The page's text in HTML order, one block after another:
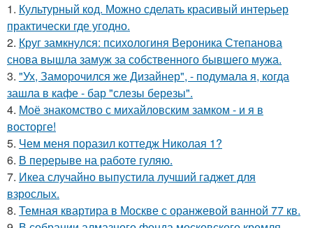
1. Культурный код. Можно сделать красивый интерьер
практически где угодно.
2. Круг замкнулся: психологиня Вероника Степанова
снова вышла замуж за собственного бывшего мужа.
3. "Ух, Заморочился же Дизайнер", - подумала я, когда
зашла в кафе - бар "слезы березы".
4. Моё знакомство с михайловским замком - и я в
восторге!
5. Чем меня поразил коттедж Николая 1?
6. В перерыве на работе гуляю.
7. Икеа случайно выпустила лучший гаджет для
взрослых.
8. Темная квартира в Москве с оранжевой ванной 77 кв.